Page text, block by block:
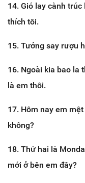
14. Gió lay cành
thích tôi.
15. Tưởng say rượu
16. Ngoài kia bao la
là em thôi.
17. Hôm nay em
không?
18. Thứ hai là
mới ở bên em đây?